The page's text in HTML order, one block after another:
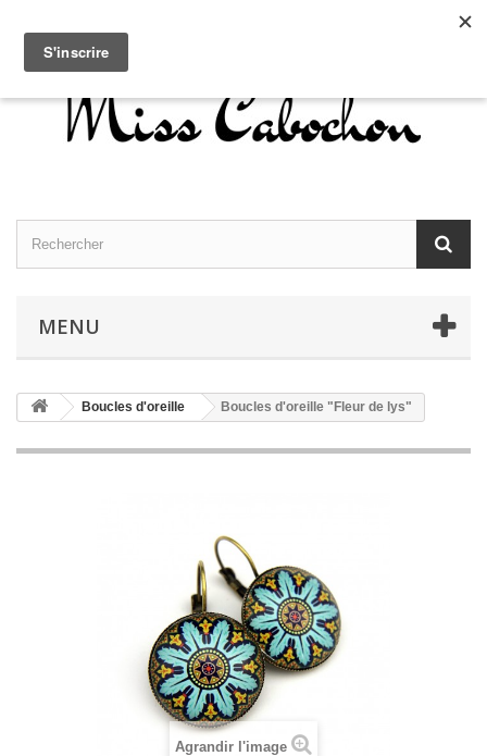
Connexion
MENU
Boucles d'oreille Boucles d'oreille "Fleur de lys"
Agrandir l'image